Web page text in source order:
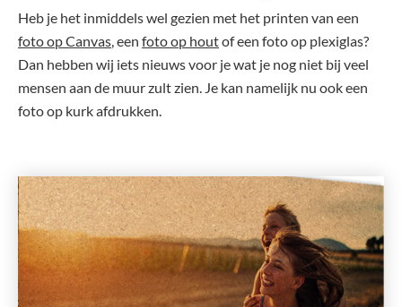
Heb je het inmiddels wel gezien met het printen van een
foto op Canvas, een foto op houtof een foto op plexiglas?
Dan hebben wij iets nieuws voor je wat je nog niet bij veel
mensen aan de muur zult zien. Je kan namelijk nu ook een
foto op kurk afdrukken.